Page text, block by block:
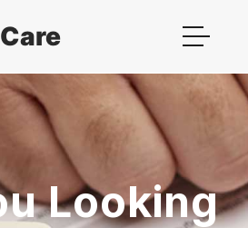
Care
Looking